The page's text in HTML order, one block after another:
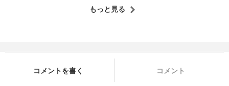
もっと見る
コメントを書く コメント